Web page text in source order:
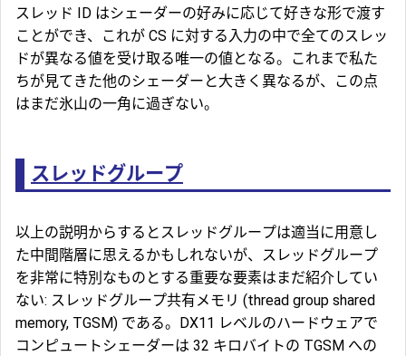
スレッド ID はシェーダーの好みに応じて好きな形で渡す
ことができ、これが CS に対する入力の中で全てのスレッ
ドが異なる値を受け取る唯一の値となる。これまで私た
ちが見てきた他のシェーダーと大きく異なるが、この点
はまだ氷山の一角に過ぎない。
スレッドグループ
以上の説明からするとスレッドグループは適当に用意し
た中間階層に思えるかもしれないが、スレッドグループ
を非常に特別なものとする重要な要素はまだ紹介してい
ない: スレッドグループ共有メモリ (thread group shared
memory, TGSM) である。DX11 レベルのハードウェアで
コンピュートシェーダーは 32 キロバイトの TGSM への